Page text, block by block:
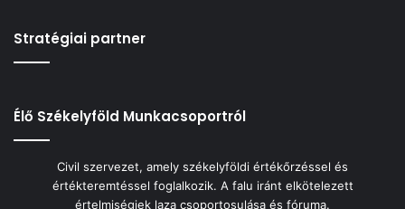
Stratégiai partner
Élő Székelyföld Munkacsoportról
Civil szervezet, amely székelyföldi értékőrzéssel és
értékteremtéssel foglalkozik. A falu iránt elkötelezett
értelmiségiek laza csoportosulása és fóruma.